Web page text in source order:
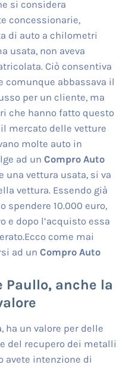
si considera
concessionarie,
di auto a chilometri
usata, non aveva
Ciò consentiva
comunque abbassava il
per un cliente, ma
che hanno fatto questo
mercato delle vetture
molte auto in
ad un Compro Auto
una vettura usata, si va
vettura. Essendo già
spendere 10.000 euro,
e dopo l’acquisto essa
come mai
ad un Compro Auto
Paullo, anche la
ha un valore per delle
del recupero dei metalli
avete intenzione di